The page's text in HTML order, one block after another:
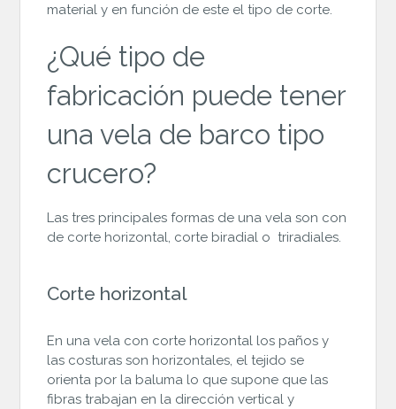
material y en función de este el tipo de corte.
¿Qué tipo de
fabricación puede tener
una vela de barco tipo
crucero?
Las tres principales formas de una vela son con
de corte horizontal, corte biradial o triradiales.
Corte horizontal
En una vela con corte horizontal los paños y
las costuras son horizontales, el tejido se
orienta por la baluma lo que supone que las
fibras trabajan en la dirección vertical y